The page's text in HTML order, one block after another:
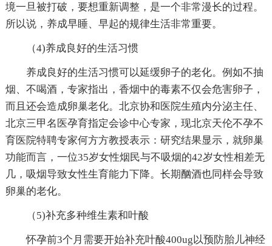
境一旦被打破，要想重新调整，是一个非常漫长的过程。
所以说，养成早睡、早起的规律生活非常重要。
（4)养成良好的生活习惯
养成良好的生活习惯可以延缓卵子的老化。例如不抽
烟、不喝酒，专家指出，香烟中的毒素不仅会危害卵子，
而且还会造成卵巢老化。北京协和医院生殖内分泌主任、
北京三甲名医孕育指定会诊中心专家，现北京天伦不孕不
育医院特聘专家何方方教授表示：研究结果显示，就卵巢
功能而言，一位35岁女性烟民与不吸烟的42岁女性相差无
几，吸烟导致女性生育能力下降。长期酗酒也同样会导致
卵巢的老化。
（5)补充多种维生素和叶酸
怀孕前3个月需要开始补充叶酸400ug以预防胎儿神经